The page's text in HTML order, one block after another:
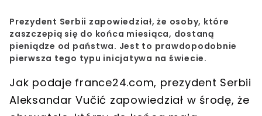
Prezydent Serbii zapowiedział, że osoby, które
zaszczepią się do końca miesiąca, dostaną
pieniądze od państwa. Jest to prawdopodobnie
pierwsza tego typu inicjatywa na świecie.
Jak podaje france24.com, prezydent Serbii
Aleksandar Vučić zapowiedział w środę, że